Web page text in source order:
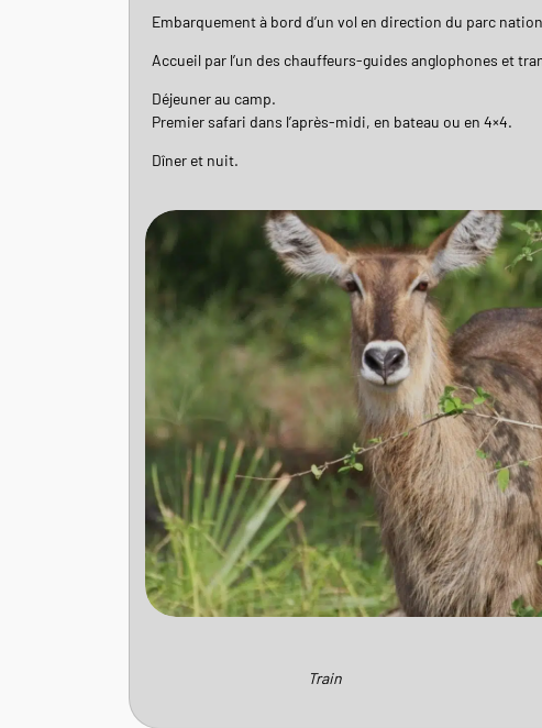
Embarquement à bord d’un vol en direction du parc
Accueil par l’un des chauffeurs-guides anglophones et
Déjeuner au camp.
Premier safari dans l’après-midi, en bateau ou en 4×4.
Dîner et nuit.
Train